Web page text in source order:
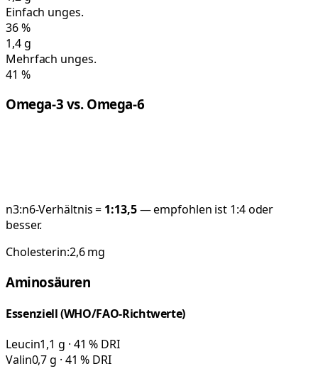
Einfach unges.
36%
1,4g
Mehrfach unges.
41 %
Omega-3 vs. Omega-6
n3:n6-Verhältnis = 1:13,5— empfohlen ist 1:4 oder
besser.
Cholesterin:2,6mg
Aminosäuren
Essenziell (WHO/FAO-Richtwerte)
Leucin1,1 g · 41 % DRI
Valin0,7 g · 41 % DRI